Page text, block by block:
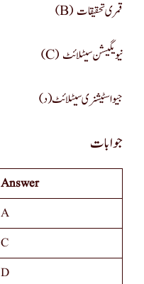
(b) قمری تحقیقات
(c) نیویگیشن سیٹلائٹ
(د) جیو اسٹیشنری سیٹلائٹ
جوابات
Answer
A
C
D